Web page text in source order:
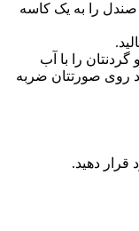
را به یک کاسه
و گردنتان را با آب
روی صورتتان ضربه
قرار دهید.